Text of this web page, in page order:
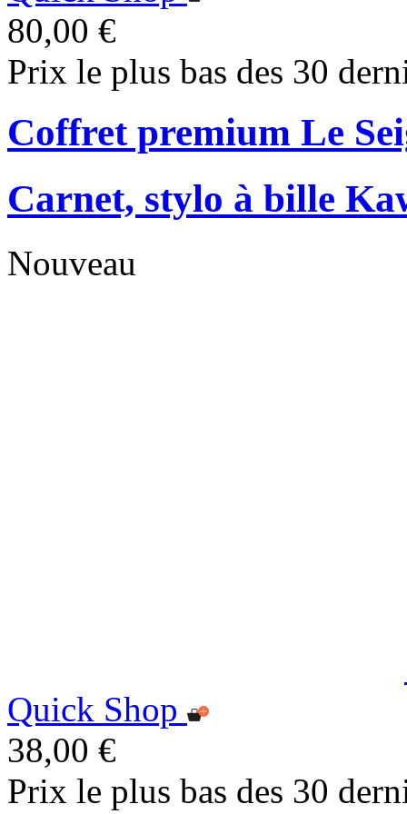
80,00 €
Prix le plus bas des 30
Coffret premium Le
Carnet, stylo à bille
Nouveau
Quick Shop
38,00 €
Prix le plus bas des 30